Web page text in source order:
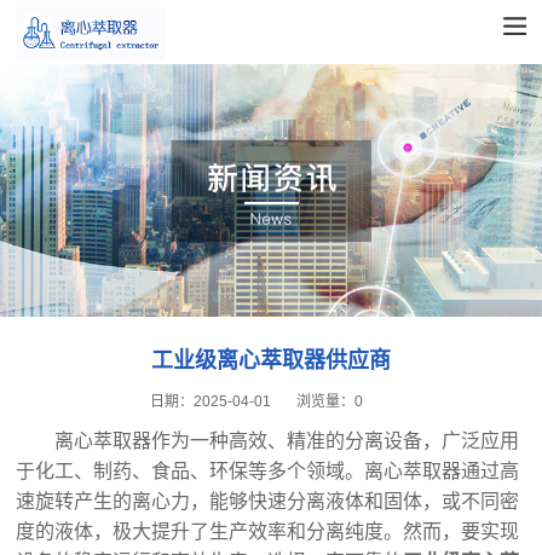
工业级离心萃取器供应商
2025-04-01
日期： 浏览量：0
离心萃取器作为一种高效、精准的分离设备，广泛应用
于化工、制药、食品、环保等多个领域。离心萃取器通过高
速旋转产生的离心力，能够快速分离液体和固体，或不同密
度的液体，极大提升了生产效率和分离纯度。然而，要实现